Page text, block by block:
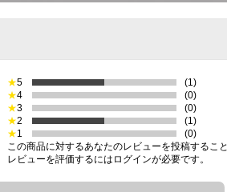
★5
(1)
★4
(0)
★3
(0)
★2
(1)
★1
(0)
この商品に対するあなたのレビューを投稿するこ
レビューを評価するには ログインが必要です。